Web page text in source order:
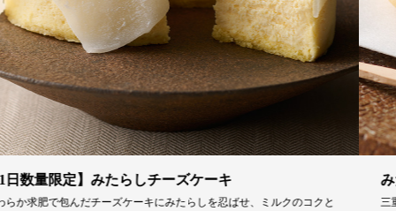
みたらし饅頭
三重に包んだみたらし餡とたれがもっちり生地の中で広がり、 ふくよか